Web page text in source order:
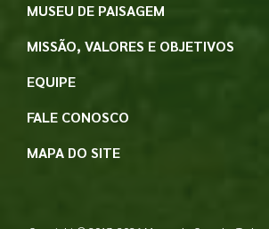
MUSEU DE PAISAGEM
MISSÃO, VALORES E OBJETIVOS
EQUIPE
FALE CONOSCO
MAPA DO SITE